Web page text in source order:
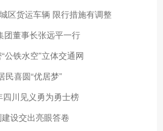
区货运车辆 限行措施有调整
团董事长张远平一行
公铁水空”立体交通网
民喜圆“优居梦”
川见义勇为勇士榜
设交出亮眼答卷